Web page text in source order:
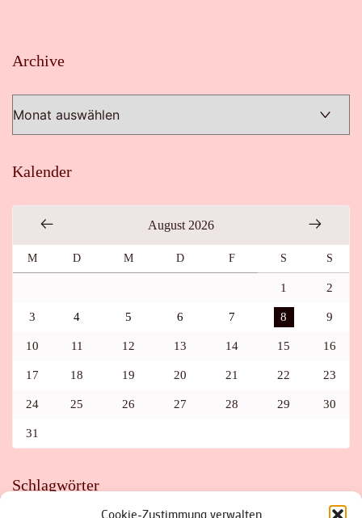
Cookie-Zustimmung verwalten
Archive
Kalender
August 2026
M D M D F S S
1 2
3 4 5 6 7 8 9
10 11 12 13 14 15 16
17 18 19 20 21 22 23
24 25 26 27 28 29 30
31
Schlagwörter